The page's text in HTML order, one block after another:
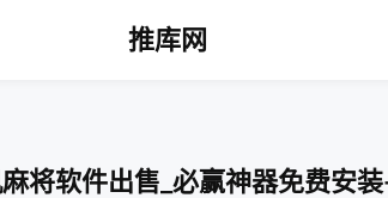
推库网
将软件出售_必赢神器免费安